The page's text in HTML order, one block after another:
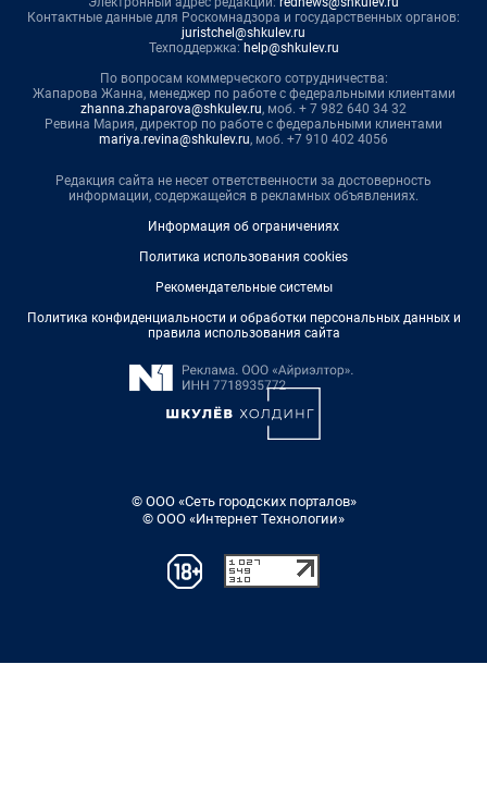
Контактные данные для Роскомнадзора и государственных органов:
juristchel@shkulev.ru
Техподдержка: help@shkulev.ru
По вопросам коммерческого сотрудничества:
Жапарова Жанна, менеджер по работе с федеральными клиентами
zhanna.zhaparova@shkulev.ru, моб. + 7 982 640 34 32
Ревина Мария, директор по работе с федеральными клиентами
mariya.revina@shkulev.ru, моб. +7 910 402 4056
Редакция сайта не несет ответственности за достоверность
информации, содержащейся в рекламных объявлениях.
Информация об ограничениях
Политика использования cookies
Рекомендательные системы
Политика конфиденциальности и обработки персональных данных и
правила использования сайта
© ООО «Сеть городских порталов»
© ООО «Интернет Технологии»